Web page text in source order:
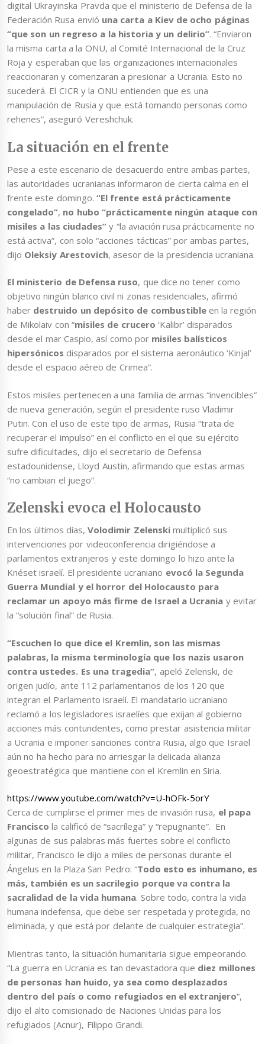
digital Ukrayinska Pravda que el ministerio de Defensa de la
Federación Rusa envió una carta a Kiev de ocho páginas
“que son un regreso a la historia y un delirio”. “Enviaron
la misma carta a la ONU, al Comité Internacional de la Cruz
Roja y esperaban que las organizaciones internacionales
reaccionaran y comenzaran a presionar a Ucrania. Esto no
sucederá. El CICR y la ONU entienden que es una
manipulación de Rusia y que está tomando personas como
rehenes”, aseguró Vereshchuk.
La situación en el frente
Pese a este escenario de desacuerdo entre ambas partes,
las autoridades ucranianas informaron de cierta calma en el
frente este domingo. “El frente está prácticamente
congelado”, no hubo “prácticamente ningún ataque con
misiles a las ciudades”y “la aviación rusa prácticamente no
está activa”, con solo “acciones tácticas” por ambas partes,
dijo Oleksiy Arestovich, asesor de la presidencia ucraniana.
El ministerio de Defensa ruso, que dice no tener como
objetivo ningún blanco civil ni zonas residenciales, afirmó
haber destruido un depósito de combustible en la región
de Mikolaiv con “misiles de crucero ‘Kalibr’ disparados
desde el mar Caspio, así como por misiles balísticos
hipersónicos disparados por el sistema aeronáutico ‘Kinjal’
desde el espacio aéreo de Crimea”.
Estos misiles pertenecen a una familia de armas “invencibles”
de nueva generación, según el presidente ruso Vladimir
Putin. Con el uso de este tipo de armas, Rusia “trata de
recuperar el impulso” en el conflicto en el que su ejército
sufre dificultades, dijo el secretario de Defensa
estadounidense, Lloyd Austin, afirmando que estas armas
“no cambian el juego”.
Zelenski evoca el Holocausto
En los últimos días,Volodimir Zelenski multiplicó sus
intervenciones por videoconferencia dirigiéndose a
parlamentos extranjeros y este domingo lo hizo ante la
Knéset israelí. El presidente ucraniano evocó la Segunda
Guerra Mundial y el horror del Holocausto para
reclamar un apoyo más firme de Israel a Ucrania y evitar
la “solución final” de Rusia.
“Escuchen lo que dice el Kremlin, son las mismas
palabras, la misma terminología que los nazis usaron
contra ustedes. Es una tragedia”, apeló Zelenski, de
origen judío, ante 112 parlamentarios de los 120 que
integran el Parlamento israelí. El mandatario ucraniano
reclamó a los legisladores israelíes que exijan al gobierno
acciones más contundentes, como prestar asistencia militar
a Ucrania e imponer sanciones contra Rusia, algo que Israel
aún no ha hecho para no arriesgar la delicada alianza
geoestratégica que mantiene con el Kremlin en Siria.
https://www.youtube.com/watch?v=U-hOFk-5orY
Cerca de cumplirse el primer mes de invasión rusa, el papa
Francisco la calificó de “sacrílega” y “repugnante”. En
algunas de sus palabras más fuertes sobre el conflicto
militar, Francisco le dijo a miles de personas durante el
Ángelus en la Plaza San Pedro: “Todo esto es inhumano, es
más, también es un sacrilegio porque va contra la
sacralidad de la vida humana. Sobre todo, contra la vida
humana indefensa, que debe ser respetada y protegida, no
eliminada, y que está por delante de cualquier estrategia”.
Mientras tanto, la situación humanitaria sigue empeorando.
“La guerra en Ucrania es tan devastadora que diez millones
de personas han huido, ya sea como desplazados
dentro del país o como refugiados en el extranjero“,
dijo el alto comisionado de Naciones Unidas para los
refugiados (Acnur), Filippo Grandi.